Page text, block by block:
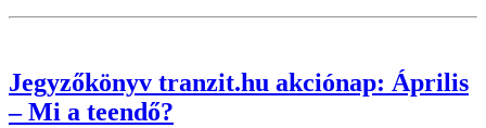
Jegyzőkönyv tranzit.hu akciónap: Április
– Mi a teendő?